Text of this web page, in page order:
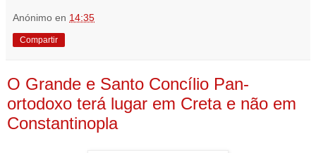
Anónimo en 14:35
Compartir
O Grande e Santo Concílio Pan-
ortodoxo terá lugar em Creta e não em
Constantinopla